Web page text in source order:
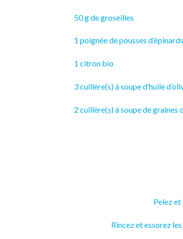
50 g degroseilles
1 poignée de pousses d’épinards
1 citron bio
3 cuillère(s) à soupe d’huile d’
2 cuillère(s) à soupe de graines
Pelez et
Rincez et essorez